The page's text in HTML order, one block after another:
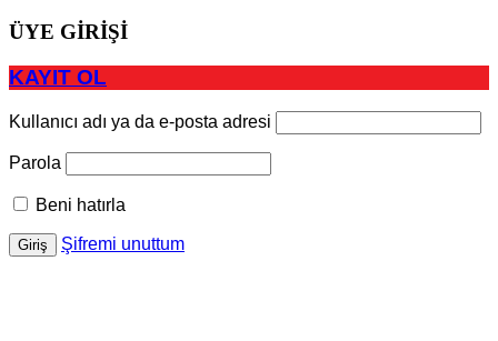
ÜYE GİRİŞİ
KAYIT OL
Kullanıcı adı ya da e-posta adresi
Parola
Beni hatırla
Şifremi unuttum